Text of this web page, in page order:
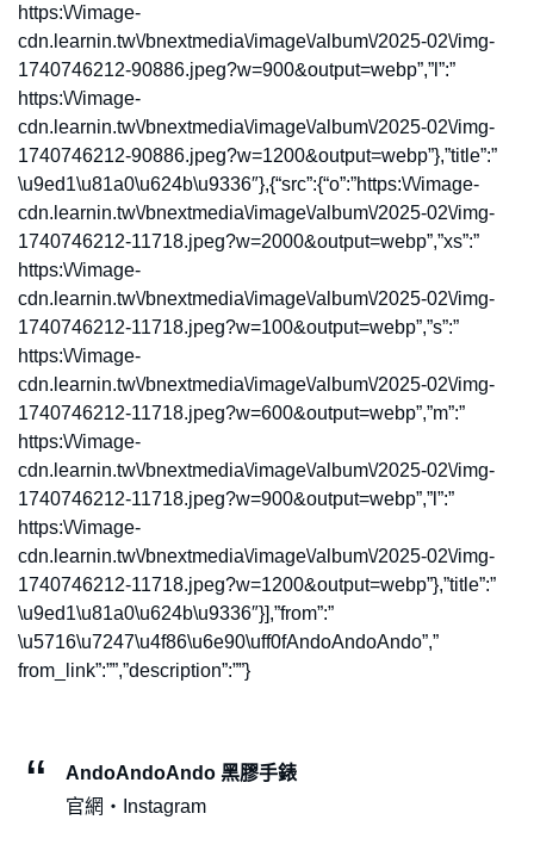
https:\/\/image-
cdn.learnin.tw\/bnextmedia\/image\/album\/2025-02\/img-
1740746212-90886.jpeg?w=900&output=webp”,”l”:”
https:\/\/image-
cdn.learnin.tw\/bnextmedia\/image\/album\/2025-02\/img-
1740746212-90886.jpeg?w=1200&output=webp”},”title”:”
\u9ed1\u81a0\u624b\u9336″},{“src”:{“o”:”https:\/\/image-
cdn.learnin.tw\/bnextmedia\/image\/album\/2025-02\/img-
1740746212-11718.jpeg?w=2000&output=webp”,”xs”:”
https:\/\/image-
cdn.learnin.tw\/bnextmedia\/image\/album\/2025-02\/img-
1740746212-11718.jpeg?w=100&output=webp”,”s”:”
https:\/\/image-
cdn.learnin.tw\/bnextmedia\/image\/album\/2025-02\/img-
1740746212-11718.jpeg?w=600&output=webp”,”m”:”
https:\/\/image-
cdn.learnin.tw\/bnextmedia\/image\/album\/2025-02\/img-
1740746212-11718.jpeg?w=900&output=webp”,”l”:”
https:\/\/image-
cdn.learnin.tw\/bnextmedia\/image\/album\/2025-02\/img-
1740746212-11718.jpeg?w=1200&output=webp”},”title”:”
\u9ed1\u81a0\u624b\u9336″}],”from”:”
\u5716\u7247\u4f86\u6e90\uff0fAndoAndoAndo”,”
from_link”:””,”description”:””}
AndoAndoAndo 黑膠手錶
官網・Instagram